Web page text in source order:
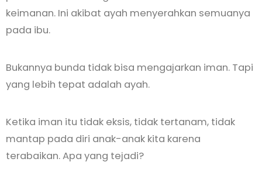
keimanan. Ini akibat ayah menyerahkan semuanya
pada ibu.
Bukannya bunda tidak bisa mengajarkan iman. Tapi
yang lebih tepat adalah ayah.
Ketika iman itu tidak eksis, tidak tertanam, tidak
mantap pada diri anak-anak kita karena
terabaikan. Apa yang tejadi?